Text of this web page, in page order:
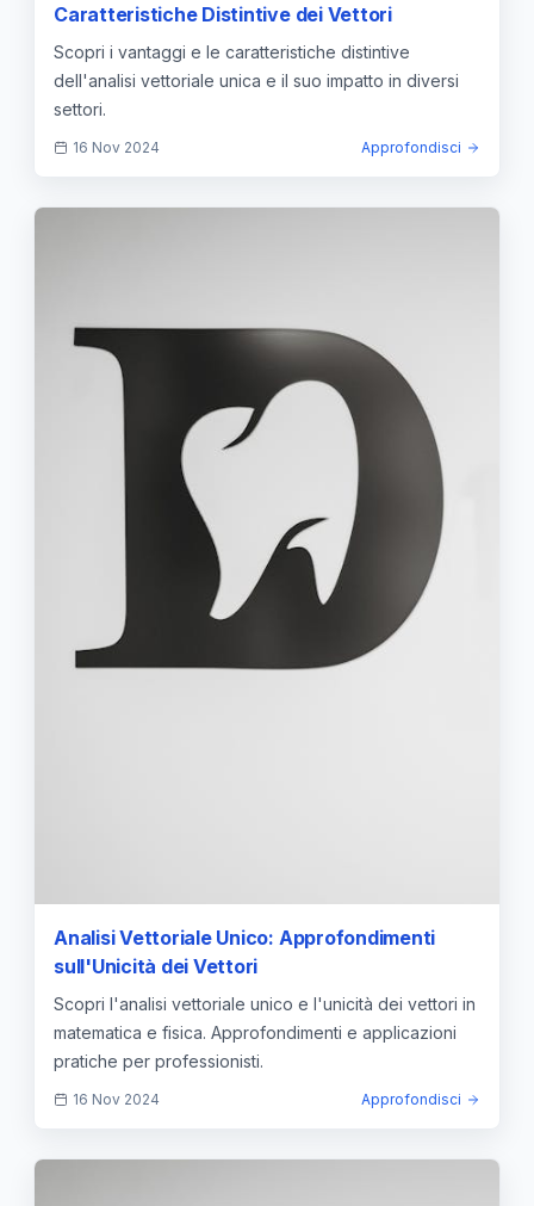
Caratteristiche Distintive dei Vettori
Scopri i vantaggi e le caratteristiche distintive
dell'analisi vettoriale unica e il suo impatto in diversi
settori.
16 Nov 2024 Approfondisci
Analisi Vettoriale Unico: Approfondimenti
sull'Unicità dei Vettori
Scopri l'analisi vettoriale unico e l'unicità dei vettori in
matematica e fisica. Approfondimenti e applicazioni
pratiche per professionisti.
16 Nov 2024 Approfondisci